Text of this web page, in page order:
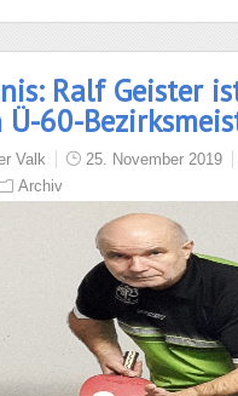
Ralf Geister
Ü-60-
Valk 25. November 2019
Archiv